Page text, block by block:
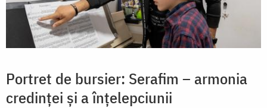
Portret de bursier: Serafim – armonia
credinței și a înțelepciunii